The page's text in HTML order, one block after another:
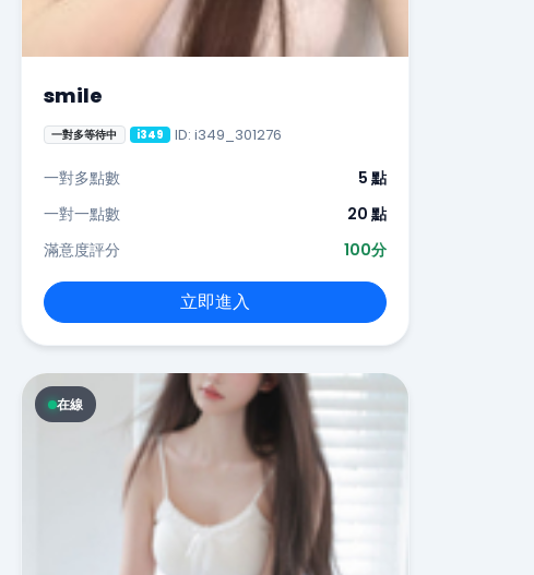
smile
一對多等待中 i349 ID: i349_301276
一對多點數
5 點
一對一點數
20 點
滿意度評分
100分
立即進入
在線